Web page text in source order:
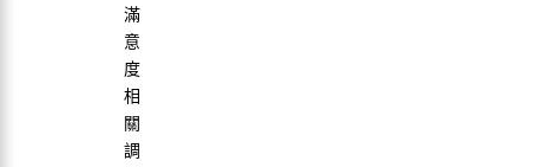
滿
意
度
相
關
調